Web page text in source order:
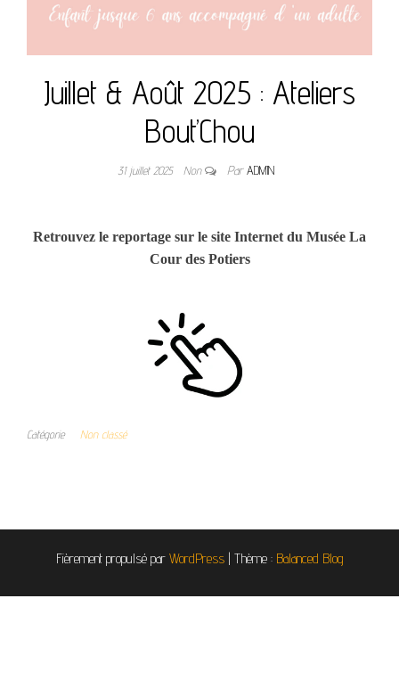
Juillet & Août 2025 : Ateliers
Bout’Chou
31 juillet 2025 Non ParADMIN
Retrouvez le reportage sur le site Internet du Musée La
Cour des Potiers
Catégorie Non classé
Fièrement propulsé par WordPress | Thème : Balanced Blog